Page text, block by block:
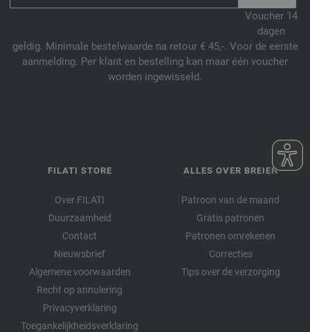
Voucher 14
dagen
geldig. Minimale bestelwaarde na retour € 45,-. Voor de eerste
aanmelding. Per klant en bestelling kan maar één voucher
worden ingewisseld.
FILATI STORE
Over FILATI
Duurzaamheid
Contact
Nieuwsbrief
Algemene voorwaarden
Recht op annulering
Privacyverklaring
Toegankelijkheidsverklaring
ALLES OVER BREIEN
Patroon van de maand
Gratis patronen
Patronen omrekenen
Correcties
Tips over de verzorging